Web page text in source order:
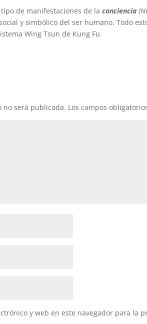
de manifestaciones de laconciencia
y simbólico del ser humano. Todo
Wing Tsun de Kung Fu.
no será publicada. Los campos
y web en este navegador para la